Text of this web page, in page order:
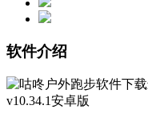
软件介绍